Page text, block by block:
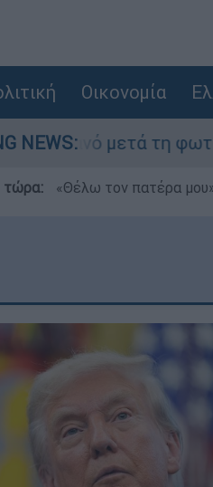
Οικονομία
NEWS:
φωτιά - Αγώνας για
τώρα: «Θέλω τον πατέρα